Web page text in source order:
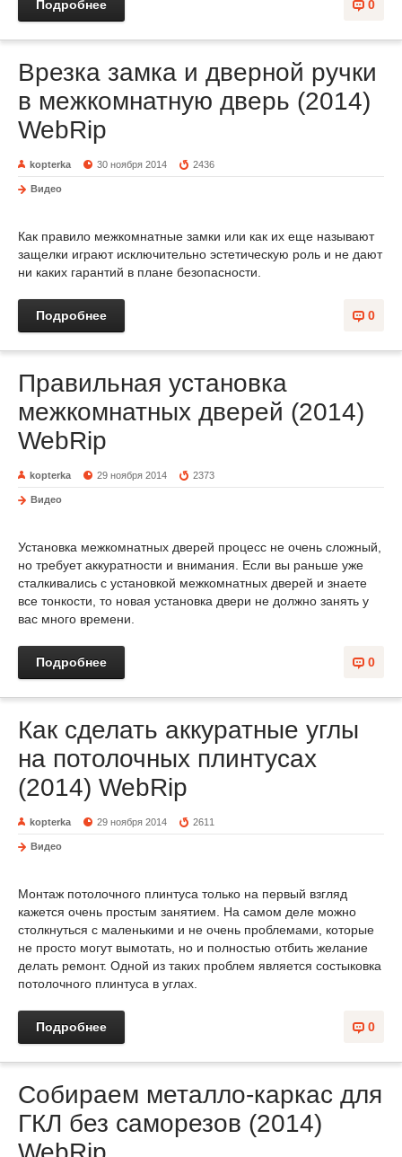
0
Подробнее
Врезка замка и дверной ручки
в межкомнатную дверь (2014)
WebRip
kopterka 30 ноября 2014 2436
Видео
Как правило межкомнатные замки или как их еще называют
защелки играют исключительно эстетическую роль и не дают
ни каких гарантий в плане безопасности.
0
Подробнее
Правильная установка
межкомнатных дверей (2014)
WebRip
kopterka 29 ноября 2014 2373
Видео
Установка межкомнатных дверей процесс не очень сложный,
но требует аккуратности и внимания. Если вы раньше уже
сталкивались с установкой межкомнатных дверей и знаете
все тонкости, то новая установка двери не должно занять у
вас много времени.
0
Подробнее
Как сделать аккуратные углы
на потолочных плинтусах
(2014) WebRip
kopterka 29 ноября 2014 2611
Видео
Монтаж потолочного плинтуса только на первый взгляд
кажется очень простым занятием. На самом деле можно
столкнуться с маленькими и не очень проблемами, которые
не просто могут вымотать, но и полностью отбить желание
делать ремонт. Одной из таких проблем является состыковка
потолочного плинтуса в углах.
0
Подробнее
Собираем металло-каркас для
ГКЛ без саморезов (2014)